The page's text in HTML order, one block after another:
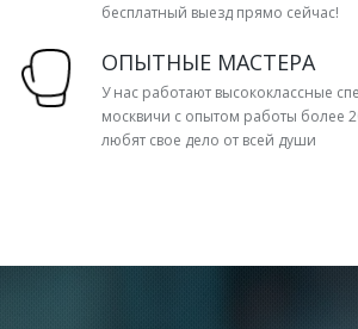
бесплатный выезд прямо сейчас!
ОПЫТНЫЕ МАСТЕРА
У нас работают высококлассные
москвичи с опытом работы более
любят свое дело от всей души